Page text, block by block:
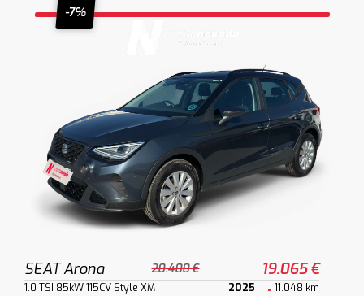
-7%
SEAT Arona 20.400 € 19.065 €
1.0 TSI 85kW 115CV Style XM 2025 11.048 km